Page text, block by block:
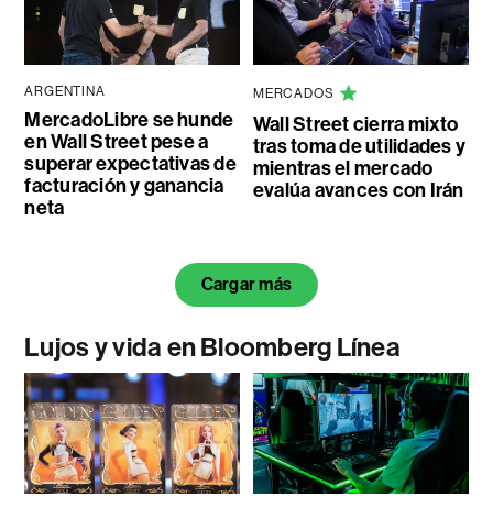
ARGENTINA
MercadoLibre se hunde
en Wall Street pese a
superar expectativas de
facturación y ganancia
neta
MERCADOS
Wall Street cierra mixto
tras toma de utilidades y
mientras el mercado
evalúa avances con Irán
Cargar más
Lujos y vida en Bloomberg Línea